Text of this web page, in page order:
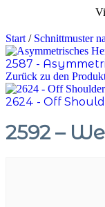
Start / Schnittmuster
2587 -
Zurück zu den
2624 - Off
2592 –